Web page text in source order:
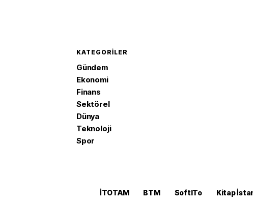
KATEGORILER
Gündem
Ekonomi
Finans
Sektörel
Dünya
Teknoloji
Spor
İTOTAM BTM SoftITo Kitap